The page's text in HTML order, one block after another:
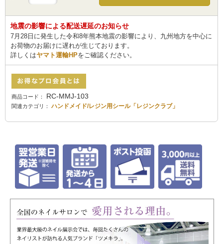
地震の影響による配送遅延のお知らせ
7月28日に発生した令和8年熊本地震の影響により、九州地方を中心に
お荷物のお届けに遅れが生じております。
詳しくはヤマト運輸HPをご確認ください。
商品コード： RC-MMJ-103
関連カテゴリ： ハンドメイド/レジン用シール「レジンクラブ」